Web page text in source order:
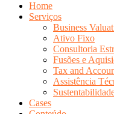
Home
Serviços
Business
Ativo Fixo
Consultoria
Fusões e
Tax and
Assistência
Cases